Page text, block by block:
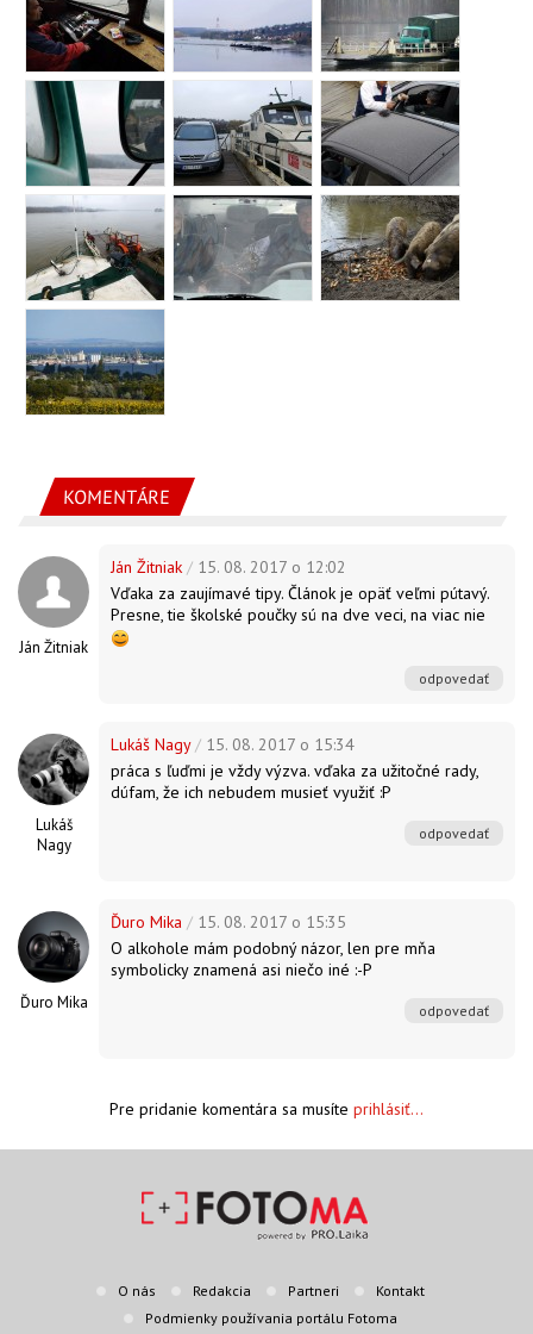
KOMENTÁRE
Ján Žitniak
Ján Žitniak / 15. 08. 2017 o 12:02
Vďaka za zaujímavé tipy. Článok je opäť veľmi pútavý.
Presne, tie školské poučky sú na dve veci, na viac nie
odpovedať
Lukáš
Nagy
Lukáš Nagy/ 15. 08. 2017 o 15:34
práca s ľuďmi je vždy výzva. vďaka za užitočné rady,
dúfam, že ich nebudem musieť využiť :P
odpovedať
Ďuro Mika
Ďuro Mika / 15. 08. 2017 o 15:35
O alkohole mám podobný názor, len pre mňa
symbolicky znamená asi niečo iné :-P
odpovedať
Pre pridanie komentára sa musíte prihlásiť...
O nás Redakcia Partneri
Kontakt
Podmienky používania portálu Fotoma